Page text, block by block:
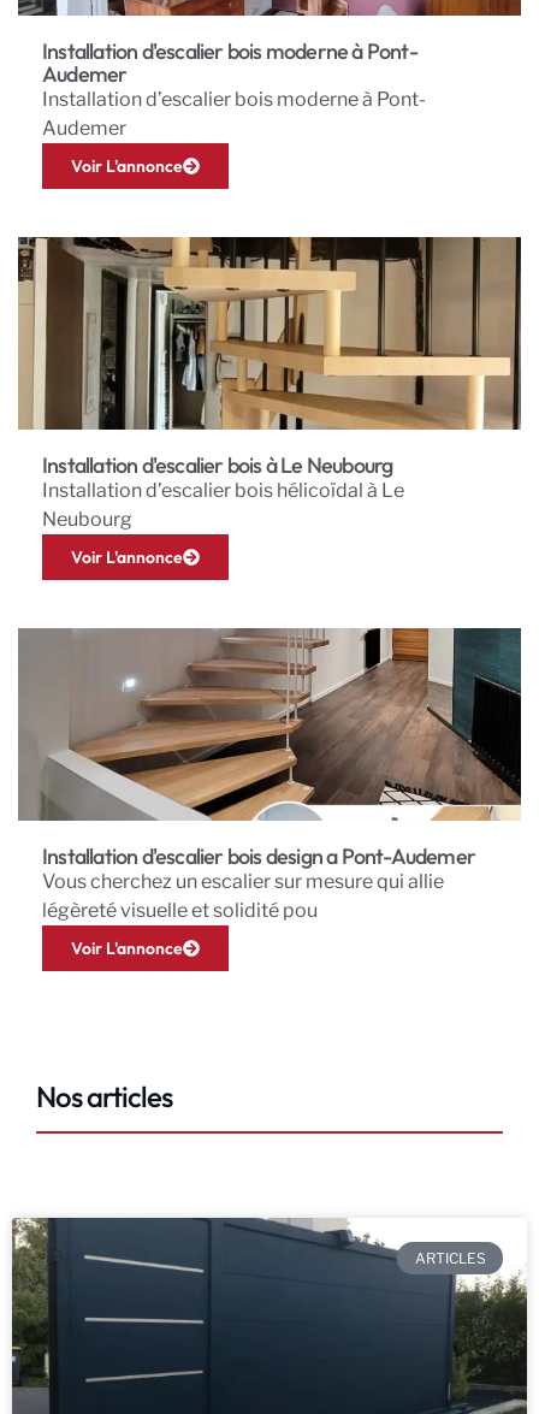
Installation d'escalier bois moderne à Pont-
Audemer
Installation d’escalier bois moderne à Pont-
Audemer
Voir L'annonce
Installation d'escalier bois à Le Neubourg
Installation d’escalier bois hélicoïdal à Le
Neubourg
Voir L'annonce
Installation d'escalier bois design a Pont-Audemer
Vous cherchez un escalier sur mesure qui allie
légèreté visuelle et solidité pou
Voir L'annonce
Nos articles
ARTICLES